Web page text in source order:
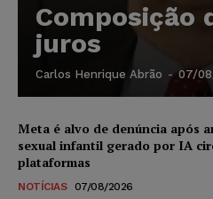
Composição
juros
Carlos Henrique Abrão - 07/
Meta é alvo de denúncia após
sexual infantil gerado por IA
plataformas
NOTÍCIAS 07/08/2026